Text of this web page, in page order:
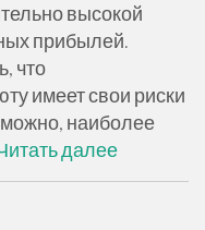
высокой
прибылей.
что
имеет свои риски
наиболее
далее